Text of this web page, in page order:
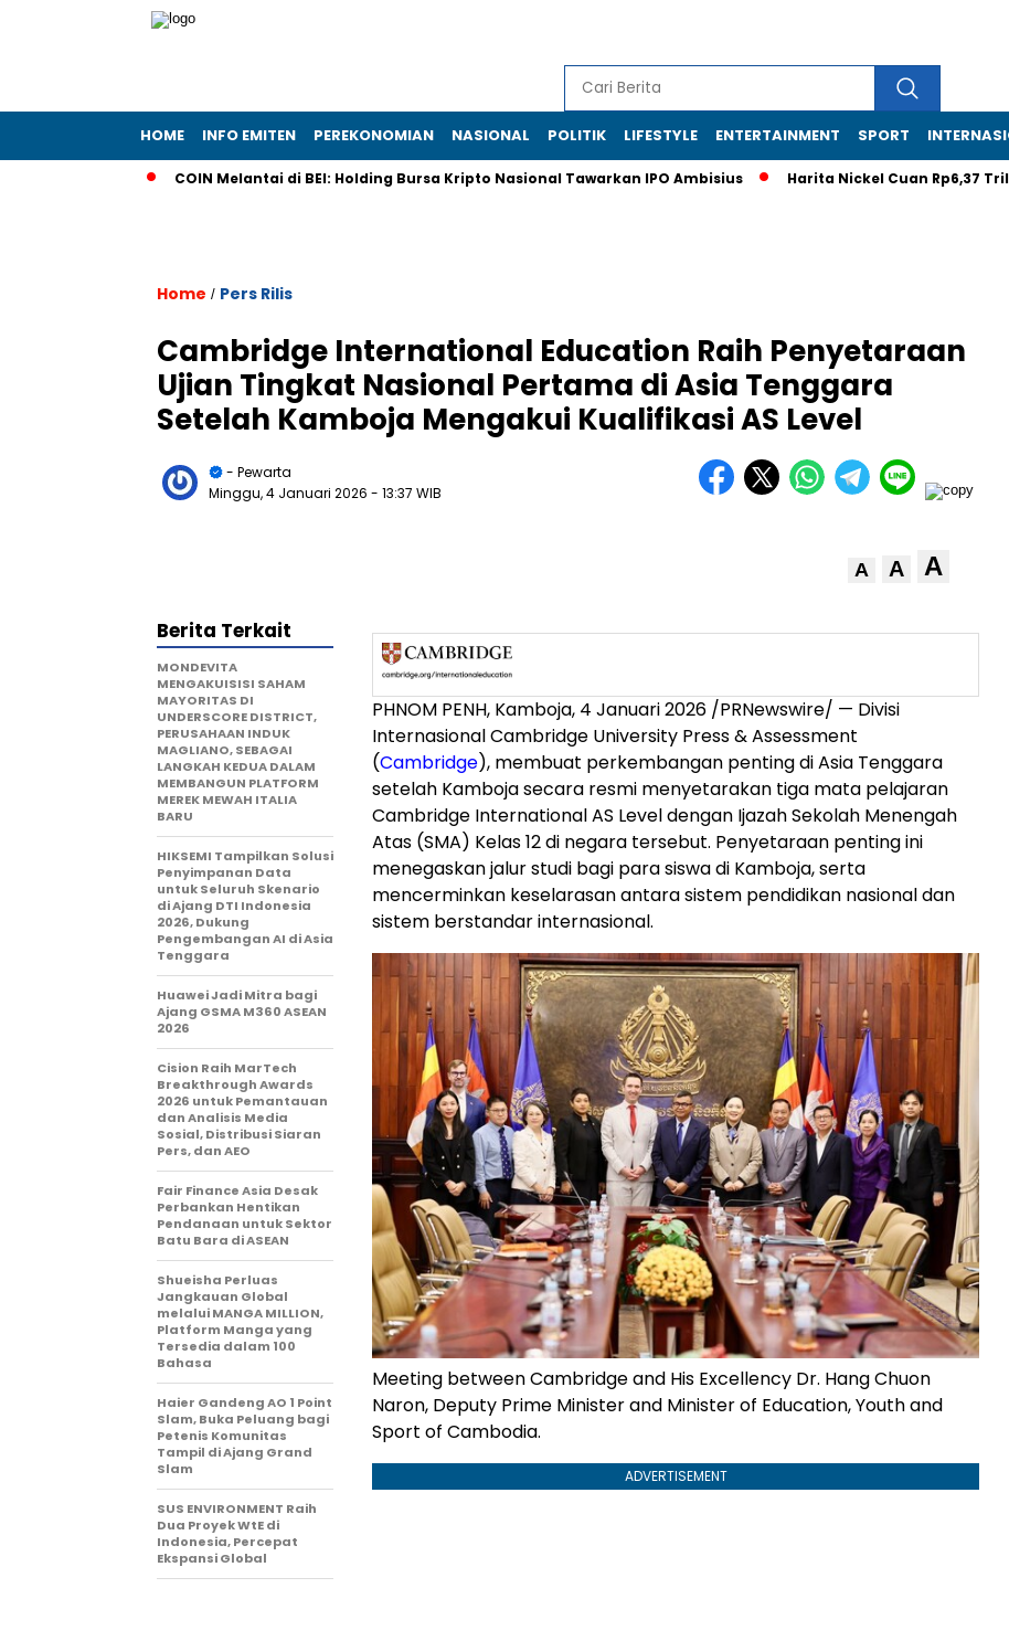
HOME INFO EMITEN PEREKONOMIAN NASIONAL POLITIK LIFESTYLE ENTERTAINMENT SPORT
COIN Melantai di BEI: Holding Bursa Kripto Nasional Tawarkan IPO Ambisius Harita Nickel Cuan Rp6,37 Triliun,
Home / Pers Rilis
Cambridge International Education Raih Penyetaraan
Ujian Tingkat Nasional Pertama di Asia Tenggara
Setelah Kamboja Mengakui Kualifikasi AS Level
- Pewarta
Minggu, 4 Januari 2026 - 13:37 WIB
A A A
PHNOM PENH, Kamboja, 4 Januari 2026 /PRNewswire/ — Divisi
InternasionalCambridge University Press & Assessment
(Cambridge), membuat perkembangan penting diAsia Tenggara
setelah Kamboja secara resmi menyetarakan tiga mata pelajaran
Cambridge International AS Level dengan Ijazah Sekolah Menengah
Atas (SMA) Kelas 12 di negara tersebut. Penyetaraan penting ini
menegaskan jalur studi bagi para siswa di Kamboja, serta
mencerminkan keselarasan antara sistem pendidikan nasional dan
sistem berstandar internasional.
Meeting between Cambridge and His Excellency Dr. Hang Chuon
Naron, Deputy Prime Minister and Minister of Education, Youth and
Sport of Cambodia.
ADVERTISEMENT
Berita Terkait
MONDEVITA
MENGAKUISISI SAHAM
MAYORITAS DI
UNDERSCORE DISTRICT,
PERUSAHAAN INDUK
MAGLIANO, SEBAGAI
LANGKAH KEDUA DALAM
MEMBANGUN PLATFORM
MEREK MEWAH ITALIA
BARU
HIKSEMI Tampilkan Solusi
Penyimpanan Data
untuk Seluruh Skenario
di Ajang DTI Indonesia
2026, Dukung
Pengembangan AI di Asia
Tenggara
Huawei Jadi Mitra bagi
Ajang GSMA M360 ASEAN
2026
Cision Raih MarTech
Breakthrough Awards
2026 untuk Pemantauan
dan Analisis Media
Sosial, Distribusi Siaran
Pers, dan AEO
Fair Finance Asia Desak
Perbankan Hentikan
Pendanaan untuk Sektor
Batu Bara di ASEAN
Shueisha Perluas
Jangkauan Global
melalui MANGA MILLION,
Platform Manga yang
Tersedia dalam 100
Bahasa
Haier Gandeng AO 1 Point
Slam, Buka Peluang bagi
Petenis Komunitas
Tampil di Ajang Grand
Slam
SUS ENVIRONMENT Raih
Dua Proyek WtE di
Indonesia, Percepat
Ekspansi Global